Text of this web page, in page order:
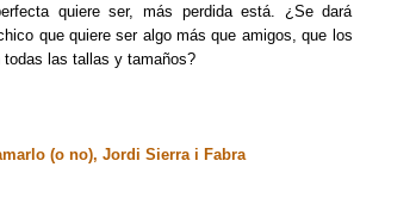
quiere ser, más perdida está. ¿Se dará
que quiere ser algo más que amigos, que los
las tallas y tamaños?
(o no), Jordi Sierra i Fabra